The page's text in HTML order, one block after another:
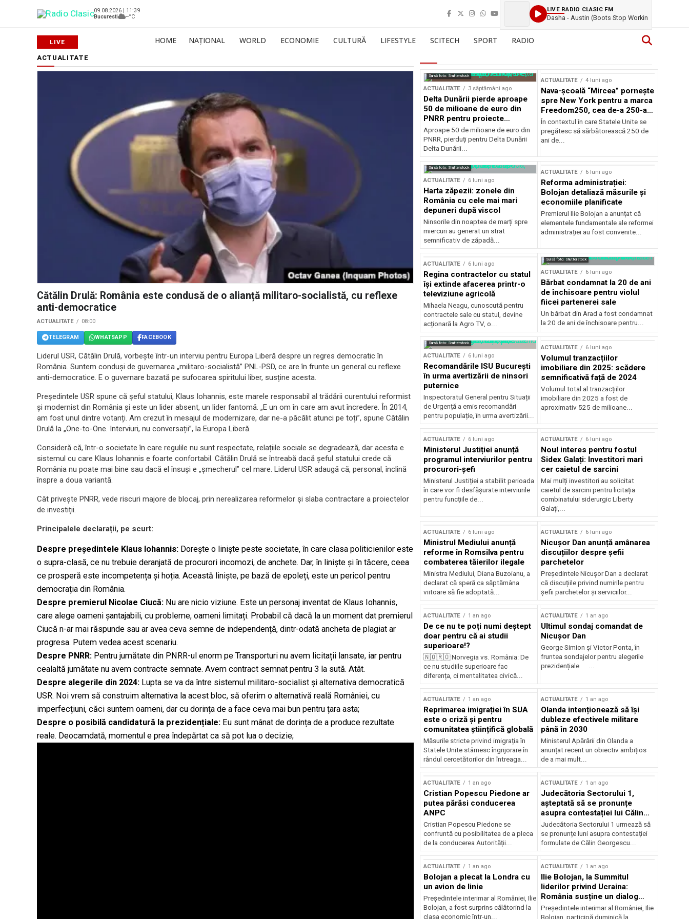
09.08.2026 | 11:39
Bucuresti
--°C
LIVE RADIO CLASIC FM
Dasha - Austin (Boots Stop Workin
HOME NAȚIONAL WORLD ECONOMIE CULTURĂ LIFESTYLE SCITECH SPORT RADIO
ACTUALITATE
Cătălin Drulă: România este condusă de o alianță militaro-socialistă, cu reflexe
anti-democratice
ACTUALITATE 08:00
TELEGRAM WHATSAPP FACEBOOK
Liderul USR, Cătălin Drulă, vorbește într-un interviu pentru Europa Liberă despre un regres democratic în
România. Suntem conduși de guvernarea „militaro-socialistă” PNL-PSD, ce are în frunte un general cu reflexe
anti-democratice. E o guvernare bazată pe sufocarea spiritului liber, susține acesta.
Președintele USR spune că șeful statului, Klaus Iohannis, este marele responsabil al trădării curentului reformist
și modernist din România și este un lider absent, un lider fantomă. „E un om în care am avut încredere. În 2014,
am fost unul dintre votanți. Am crezut în mesajul de modernizare, dar ne-a păcălit atunci pe toți”, spune Cătălin
Drulă la „One-to-One. Interviuri, nu conversații”, la Europa Liberă.
Consideră că, într-o societate în care regulile nu sunt respectate, relațiile sociale se degradează, dar acesta e
sistemul cu care Klaus Iohannis e foarte confortabil. Cătălin Drulă se întreabă dacă șeful statului crede că
România nu poate mai bine sau dacă el însuși e „șmecherul” cel mare. Liderul USR adaugă că, personal, înclină
înspre a doua variantă.
Cât privește PNRR, vede riscuri majore de blocaj, prin nerealizarea reformelor și slaba contractare a proiectelor
de investiții.
Principalele declarații, pe scurt:
Despre președintele Klaus Iohannis: Dorește o liniște peste societate, în care clasa politicienilor este
o supra-clasă, ce nu trebuie deranjată de procurori incomozi, de anchete. Dar, în liniște și în tăcere, ceea
ce prosperă este incompetența și hoția. Această liniște, pe bază de epoleți, este un pericol pentru
democrația din România.
Despre premierul Nicolae Ciucă: Nu are nicio viziune. Este un personaj inventat de Klaus Iohannis,
care alege oameni șantajabili, cu probleme, oameni limitați. Probabil că dacă la un moment dat premierul
Ciucă n-ar mai răspunde sau ar avea ceva semne de independență, dintr-odată ancheta de plagiat ar
progresa. Putem vedea acest scenariu.
Despre PNRR: Pentru jumătate din PNRR-ul enorm pe Transporturi nu avem licitații lansate, iar pentru
cealaltă jumătate nu avem contracte semnate. Avem contract semnat pentru 3 la sută. Atât.
Despre alegerile din 2024: Lupta se va da între sistemul militaro-socialist și alternativa democratică
USR. Noi vrem să construim alternativa la acest bloc, să oferim o alternativă reală României, cu
imperfecțiuni, căci suntem oameni, dar cu dorința de a face ceva mai bun pentru țara asta;
Despre o posibilă candidatură la prezidențiale: Eu sunt mânat de dorința de a produce rezultate
reale. Deocamdată, momentul e prea îndepărtat ca să pot lua o decizie;
Sursă foto: Shutterstock
ACTUALITATE 3 săptămâni ago
Delta Dunării pierde aproape
50 de milioane de euro din
PNRR pentru proiecte
esențiale
Aproape 50 de milioane de euro din
PNRR, pierduți pentru Delta Dunării
Delta Dunării...
ACTUALITATE 4 luni ago
Nava-școală “Mircea” pornește
spre New York pentru a marca
Freedom250, cea de-a 250-a
aniversare a Statelor Unite
În contextul în care Statele Unite se
pregătesc să sărbătorească 250 de
ani de...
Sursă foto: Shutterstock
ACTUALITATE 6 luni ago
Harta zăpezii: zonele din
România cu cele mai mari
depuneri după viscol
Ninsorile din noaptea de marți spre
miercuri au generat un strat
semnificativ de zăpadă...
ACTUALITATE 6 luni ago
Reforma administrației:
Bolojan detaliază măsurile și
economiile planificate
Premierul Ilie Bolojan a anunțat că
elementele fundamentale ale reformei
administrației au fost convenite...
ACTUALITATE 6 luni ago
Regina contractelor cu statul
își extinde afacerea printr-o
televiziune agricolă
Mihaela Neagu, cunoscută pentru
contractele sale cu statul, devine
acționară la Agro TV, o...
Sursă foto: Shutterstock
ACTUALITATE 6 luni ago
Bărbat condamnat la 20 de ani
de închisoare pentru violul
fiicei partenerei sale
Un bărbat din Arad a fost condamnat
la 20 de ani de închisoare pentru...
Sursă foto: Shutterstock
ACTUALITATE 6 luni ago
Recomandările ISU București
în urma avertizării de ninsori
puternice
Inspectoratul General pentru Situații
de Urgență a emis recomandări
pentru populație, în urma avertizării...
ACTUALITATE 6 luni ago
Volumul tranzacțiilor
imobiliare din 2025: scădere
semnificativă față de 2024
Volumul total al tranzacțiilor
imobiliare din 2025 a fost de
aproximativ 525 de milioane...
ACTUALITATE 6 luni ago
Ministerul Justiției anunță
programul interviurilor pentru
procurori-șefi
Ministerul Justiției a stabilit perioada
în care vor fi desfășurate interviurile
pentru funcțiile de...
ACTUALITATE 6 luni ago
Noul interes pentru fostul
Sidex Galați: Investitori mari
cer caietul de sarcini
Mai mulți investitori au solicitat
caietul de sarcini pentru licitația
combinatului siderurgic Liberty
Galați,...
ACTUALITATE 6 luni ago
Ministrul Mediului anunță
reforme în Romsilva pentru
combaterea tăierilor ilegale
Ministra Mediului, Diana Buzoianu, a
declarat că speră ca săptămâna
viitoare să fie adoptată...
ACTUALITATE 6 luni ago
Nicușor Dan anunță amânarea
discuțiilor despre șefii
parchetelor
Președintele Nicușor Dan a declarat
că discuțiile privind numirile pentru
șefii parchetelor și serviciilor...
ACTUALITATE 1 an ago
De ce nu te poți numi deștept
doar pentru că ai studii
superioare!?
🇳🇴🇷🇴 Norvegia vs. România: De
ce nu studiile superioare fac
diferența, ci mentalitatea civică...
ACTUALITATE 1 an ago
Ultimul sondaj comandat de
Nicușor Dan
George Simion și Victor Ponta, în
fruntea sondajelor pentru alegerile
prezidențiale ...
ACTUALITATE 1 an ago
Reprimarea imigrației în SUA
este o criză și pentru
comunitatea științifică globală
Măsurile stricte privind imigrația în
Statele Unite stârnesc îngrijorare în
rândul cercetătorilor din întreaga...
ACTUALITATE 1 an ago
Olanda intenționează să își
dubleze efectivele militare
până în 2030
Ministerul Apărării din Olanda a
anunțat recent un obiectiv ambițios
de a mai mult...
ACTUALITATE 1 an ago
Cristian Popescu Piedone ar
putea părăsi conducerea
ANPC
Cristian Popescu Piedone se
confruntă cu posibilitatea de a pleca
de la conducerea Autorității...
ACTUALITATE 1 an ago
Judecătoria Sectorului 1,
așteptată să se pronunțe
asupra contestației lui Călin
Georgescu privind controlul
judiciar
Judecătoria Sectorului 1 urmează să
se pronunțe luni asupra contestației
formulate de Călin Georgescu...
ACTUALITATE 1 an ago
Bolojan a plecat la Londra cu
un avion de linie
Președintele interimar al României, Ilie
Bolojan, a fost surprins călătorind la
clasa economic într-un...
ACTUALITATE 1 an ago
Ilie Bolojan, la Summitul
liderilor privind Ucraina:
România susține un dialog
transatlantic pentru securitate
și stabilitate
Președintele interimar al României, Ilie
Bolojan, participă duminică la